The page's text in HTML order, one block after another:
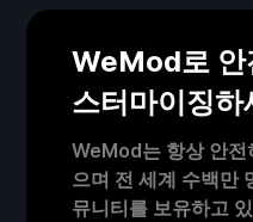
WeMod로 안
스터마이징하
WeMod는 항상 안전
으며 전 세계 수백만
뮤니티를 보유하고